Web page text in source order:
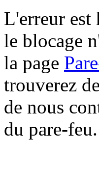
L'erreur est
le blocage
la page
trouverez
de nous
du pare-feu.